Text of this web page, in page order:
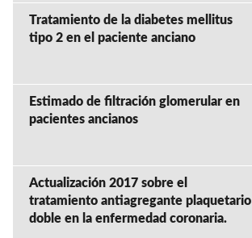
Tratamiento de la diabetes mellitus
tipo 2 en el paciente anciano
Estimado de filtración glomerular en
pacientes ancianos
Actualización 2017 sobre el
tratamiento antiagregante plaquetario
doble en la enfermedad coronaria.